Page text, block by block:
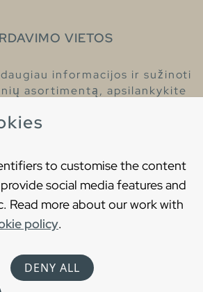
to customise the content
social media features and
Read more about our work with
policy.
DENY ALL
VIETOS
informacijos ir sužinoti
asortimentą, apsilankykite
Privatumo politika
language